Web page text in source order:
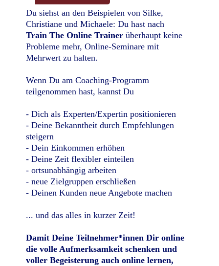
Du siehst an den Beispielen von Silke,
Christiane und Michaele: Du hast nach
Train The Online Trainer überhaupt keine
Probleme mehr, Online-Seminare mit
Mehrwert zu halten.
Wenn Du am Coaching-Programm
teilgenommen hast, kannst Du
- Dich als Experten/Expertin positionieren
- Deine Bekanntheit durch Empfehlungen
steigern
- Dein Einkommen erhöhen
- Deine Zeit flexibler einteilen
- ortsunabhängig arbeiten
- neue Zielgruppen erschließen
- Deinen Kunden neue Angebote machen
... und das alles in kurzer Zeit!
Damit Deine Teilnehmer*innen Dir online
die volle Aufmerksamkeit schenken und
voller Begeisterung auch online lernen,